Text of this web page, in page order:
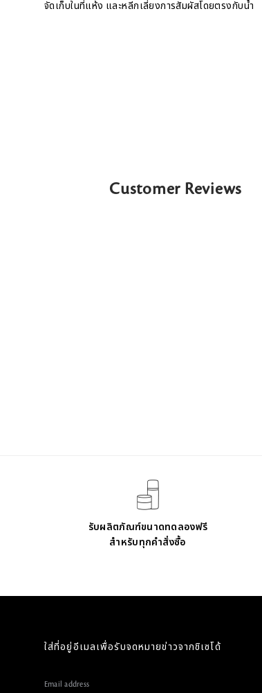
จัดเก็บในที่แห้ง และหลีกเลี่ยงการสัมผัสโดยตรงกับน้ำ
Customer Reviews
รับผลิตภัณฑ์ขนาดทดลองฟรี
สำหรับทุกคำสั่งซื้อ
ใส่ที่อยู่อีเมลเพื่อรับจดหมายข่าวจากชิเซโด้
Email address